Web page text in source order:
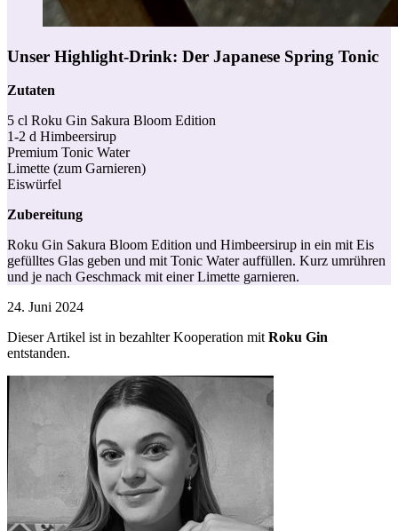
Unser Highlight-Drink: Der Japanese Spring Tonic
Zutaten
5 cl Roku Gin Sakura Bloom Edition
1-2 d Himbeersirup
Premium Tonic Water
Limette (zum Garnieren)
Eiswürfel
Zubereitung
Roku Gin Sakura Bloom Edition und Himbeersirup in ein mit Eis
gefülltes Glas geben und mit Tonic Water auffüllen. Kurz umrühren
und je nach Geschmack mit einer Limette garnieren.
24. Juni 2024
Dieser Artikel ist in bezahlter Kooperation mit Roku Gin
entstanden.